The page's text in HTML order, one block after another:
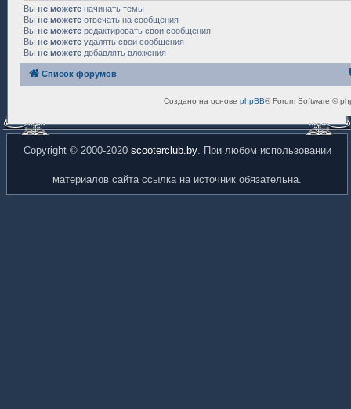
Вы не можете начинать темы
Вы не можете отвечать на сообщения
Вы не можете редактировать свои сообщения
Вы не можете удалять свои сообщения
Вы не можете добавлять вложения
Список форумов
Создано на основе phpBB® Forum Software ©
Copyright © 2000-2020 scooterclub.by. При любом использовании
материалов сайта ссылка на источник обязательна.